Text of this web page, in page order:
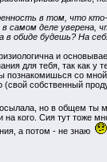
в том, что
самом деле уверена,
в обиде будешь? На
и
для тебя, так как
познакомишься со
(свой собственный
но в общем ты
на кого. Сия тут тоже
а потом - не знаю